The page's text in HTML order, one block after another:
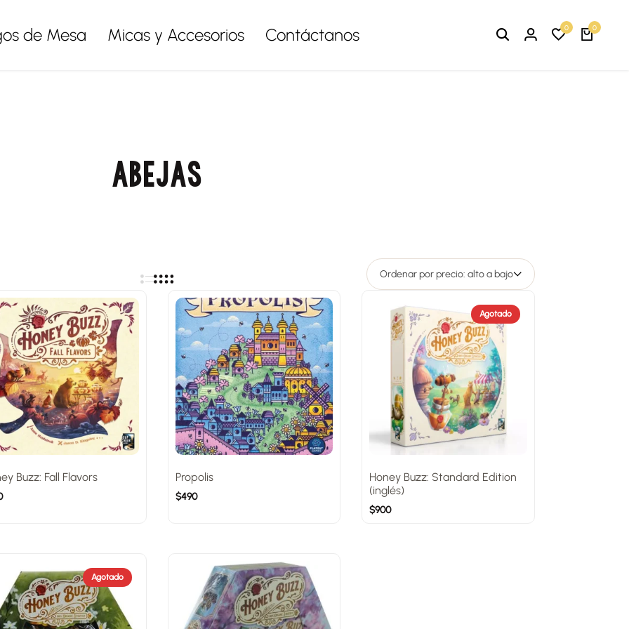
de Mesa Micas y Accesorios Contáctanos 0 0
ABEJAS
Ordenar por precio: alto a bajo
Buzz: Fall Flavors Propolis
$490
Agotado
Honey Buzz: Standard Edition
(inglés)
$900
Agotado